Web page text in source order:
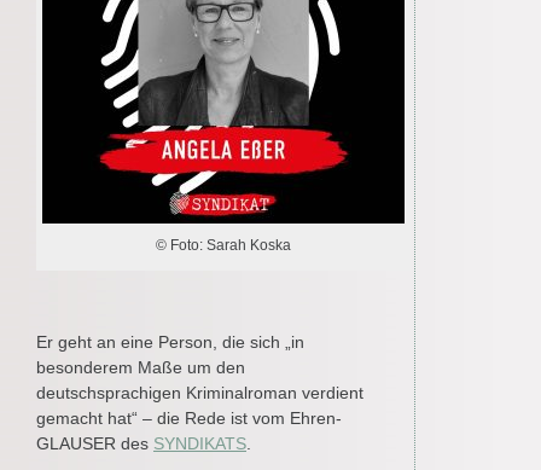
© Foto: Sarah Koska
Er geht an eine Person, die sich „in
besonderem Maße um den
deutschsprachigen Kriminalroman verdient
gemacht hat“ – die Rede ist vom Ehren-
GLAUSER des SYNDIKATS.